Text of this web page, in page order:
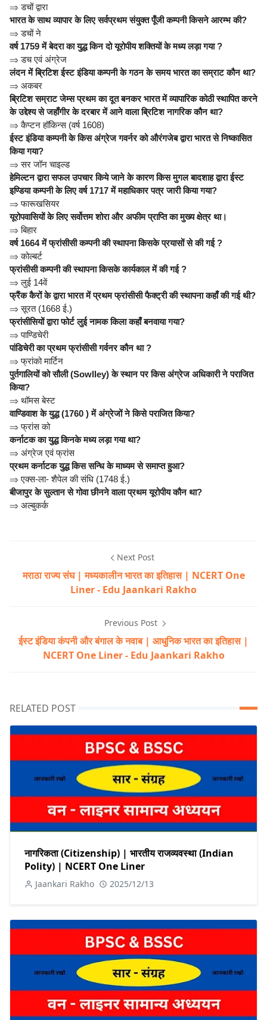
⇒डचों द्वारा
भारत के साथ व्यापार के लिए सर्वप्रथम संयुक्त पूँजी कम्पनी किसने आरम्भ की?
⇒डचों ने
वर्ष 1759 में बेदरा का युद्ध किन दो यूरोपीय शक्तियों के मध्य लड़ा गया ?
⇒डच एवं अंग्रेज
लंदन में ब्रिटिश ईस्ट इंडिया कम्पनी के गठन के समय भारत का सम्राट कौन था?
⇒ अकबर
ब्रिटिश सम्राट जेम्स प्रथम का दूत बनकर भारत में व्यापारिक कोठी स्थापित करने
के उद्देश्य से जहाँगीर के दरबार में आने वाला ब्रिटिश नागरिक कौन था?
⇒कैप्टन हॉकिन्स (वर्ष 1608)
ईस्ट इंडिया कम्पनी के किस अंग्रेज गवर्नर को औरंगजेब द्वारा भारत से निष्कासित
किया गया?
⇒सर जॉन चाइल्ड
हेमिल्टन द्वारा सफल उपचार किये जाने के कारण किस मुगल बादशाह द्वारा ईस्ट
इण्डिया कम्पनी के लिए वर्ष 1717 में महाधिकार पत्र जारी किया गया?
⇒ फारूखसियर
यूरोपवासियों के लिए सर्वोत्तम शोरा और अफीम प्राप्ति का मुख्य क्षेत्र था।
⇒ बिहार
वर्ष 1664 में फ्रांसीसी कम्पनी की स्थापना किसके प्रयासों से की गई ?
⇒कोल्बर्ट
फ्रांसीसी कम्पनी की स्थापना किसके कार्यकाल में की गई ?
⇒ लुई 14वें
फ्रैंक कैरों के द्वारा भारत में प्रथम फ्रांसीसी फैक्ट्री की स्थापना कहाँ की गई थी?
⇒सूरत (1668 ई.)
फ्रांसीसियों द्वारा फोर्ट लुई नामक किला कहाँ बनवाया गया?
⇒ पाण्डिचेरी
पांडिचेरी का प्रथम फ्रांसीसी गर्वनर कौन था ?
⇒फ्रांको मार्टिन
पुर्तगालियों को सौली (Sowlley) के स्थान पर किस अंग्रेज अधिकारी ने पराजित
किया?
⇒ थॉमस बेस्ट
वाण्डिवाश के युद्ध (1760 ) में अंग्रेजों ने किसे पराजित किया?
⇒फ्रांस को
कर्नाटक का युद्ध किनके मध्य लड़ा गया था?
⇒ अंग्रेज एवं फ्रांस
प्रथम कर्नाटक युद्ध किस सन्धि के माध्यम से समाप्त हुआ?
⇒ एक्स-ला- शैपेल की संधि (1748 ई.)
बीजापुर के सुल्तान से गोवा छीनने वाला प्रथम यूरोपीय कौन था?
⇒ अल्बुकर्क
Next Post
मराठा राज्य संघ | मध्यकालीन भारत का इतिहास | NCERT One
Liner - Edu Jaankari Rakho
Previous Post
ईस्ट इंडिया कंपनी और बंगाल के नवाब | आधुनिक भारत का इतिहास |
NCERT One Liner - Edu Jaankari Rakho
RELATED POST
नागरिकता (Citizenship) | भारतीय राजव्यवस्था (Indian
Polity) | NCERT One Liner
Jaankari Rakho 2025/12/13